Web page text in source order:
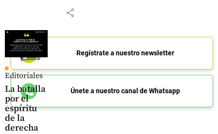
share
Editoriales
La batalla
por el
espíritu
de la
derecha
Regístrate a nuestro newsletter
Únete a nuestro canal de Whatsapp